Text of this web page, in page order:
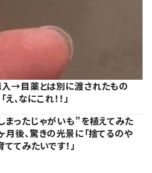
入→目薬とは別に渡されたもの
、なにこれ！！」
まったじゃがいも”を植えてみた
後、驚きの光景に「捨てるのや
ててみたいです！」